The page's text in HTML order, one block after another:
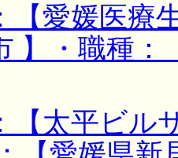
【愛媛医療
】・職種：
【太平ビ